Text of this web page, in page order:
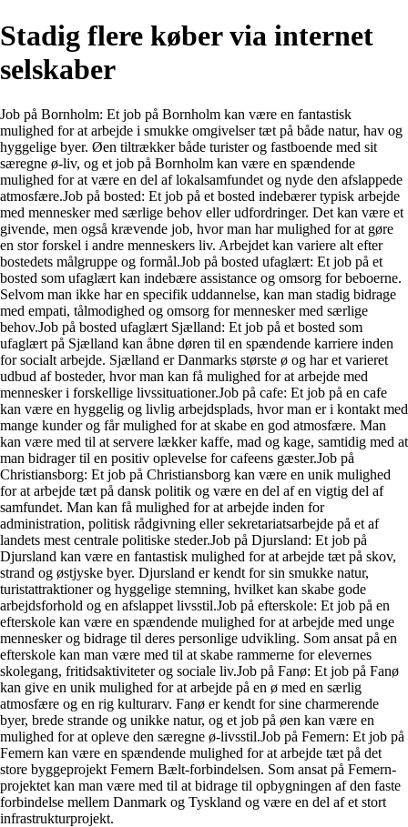
Stadig flere køber via internet
selskaber
Job på Bornholm: Et job på Bornholm kan være en fantastisk
mulighed for at arbejde i smukke omgivelser tæt på både natur, hav og
hyggelige byer. Øen tiltrækker både turister og fastboende med sit
særegne ø-liv, og et job på Bornholm kan være en spændende
mulighed for at være en del af lokalsamfundet og nyde den afslappede
atmosfære.Job på bosted: Et job på et bosted indebærer typisk arbejde
med mennesker med særlige behov eller udfordringer. Det kan være et
givende, men også krævende job, hvor man har mulighed for at gøre
en stor forskel i andre menneskers liv. Arbejdet kan variere alt efter
bostedets målgruppe og formål.Job på bosted ufaglært: Et job på et
bosted som ufaglært kan indebære assistance og omsorg for beboerne.
Selvom man ikke har en specifik uddannelse, kan man stadig bidrage
med empati, tålmodighed og omsorg for mennesker med særlige
behov.Job på bosted ufaglært Sjælland: Et job på et bosted som
ufaglært på Sjælland kan åbne døren til en spændende karriere inden
for socialt arbejde. Sjælland er Danmarks største ø og har et varieret
udbud af bosteder, hvor man kan få mulighed for at arbejde med
mennesker i forskellige livssituationer.Job på cafe: Et job på en cafe
kan være en hyggelig og livlig arbejdsplads, hvor man er i kontakt med
mange kunder og får mulighed for at skabe en god atmosfære. Man
kan være med til at servere lækker kaffe, mad og kage, samtidig med at
man bidrager til en positiv oplevelse for cafeens gæster.Job på
Christiansborg: Et job på Christiansborg kan være en unik mulighed
for at arbejde tæt på dansk politik og være en del af en vigtig del af
samfundet. Man kan få mulighed for at arbejde inden for
administration, politisk rådgivning eller sekretariatsarbejde på et af
landets mest centrale politiske steder.Job på Djursland: Et job på
Djursland kan være en fantastisk mulighed for at arbejde tæt på skov,
strand og østjyske byer. Djursland er kendt for sin smukke natur,
turistattraktioner og hyggelige stemning, hvilket kan skabe gode
arbejdsforhold og en afslappet livsstil.Job på efterskole: Et job på en
efterskole kan være en spændende mulighed for at arbejde med unge
mennesker og bidrage til deres personlige udvikling. Som ansat på en
efterskole kan man være med til at skabe rammerne for elevernes
skolegang, fritidsaktiviteter og sociale liv.Job på Fanø: Et job på Fanø
kan give en unik mulighed for at arbejde på en ø med en særlig
atmosfære og en rig kulturarv. Fanø er kendt for sine charmerende
byer, brede strande og unikke natur, og et job på øen kan være en
mulighed for at opleve den særegne ø-livsstil.Job på Femern: Et job på
Femern kan være en spændende mulighed for at arbejde tæt på det
store byggeprojekt Femern Bælt-forbindelsen. Som ansat på Femern-
projektet kan man være med til at bidrage til opbygningen af den faste
forbindelse mellem Danmark og Tyskland og være en del af et stort
infrastrukturprojekt.